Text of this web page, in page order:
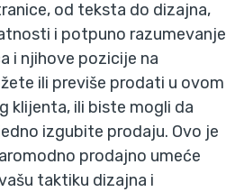
od teksta do dizajna,
i potpuno razumevanje
i njihove pozicije na
ili previše prodati u ovom
klijenta, ili biste mogli da
izgubite prodaju. Ovo je
prodajno umeće
taktiku dizajna i